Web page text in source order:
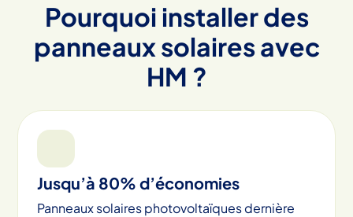
Pourquoi installer des
panneaux solaires avec
HM ?
Jusqu’à 80% d’économies
Panneaux solaires photovoltaïques dernière